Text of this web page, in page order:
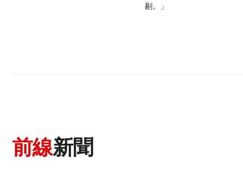
剔。」
前線新聞